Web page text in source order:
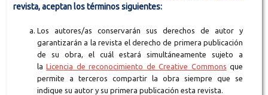
revista, aceptan los términos siguientes:
Los autores/as conservarán sus derechos de autor y
garantizarán a la revista el derecho de primera publicación
de su obra, el cuál estará simultáneamente sujeto a
laLicencia de reconocimiento de Creative Commons que
permite a terceros compartir la obra siempre que se
indique su autor y su primera publicación esta revista.